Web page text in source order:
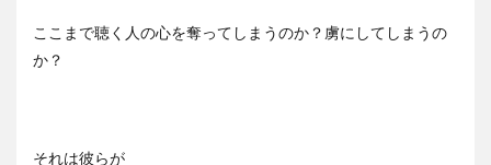
ここまで聴く人の心を奪ってしまうのか？虜にしてしまうの
か？
それは彼らが